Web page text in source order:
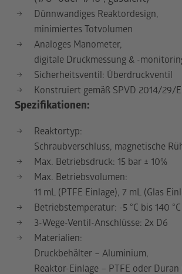
Dünnwandiges Reaktordesign,
minimiertes Totvolumen
Analoges Manometer,
digitale Druckmessung & -
Sicherheitsventil: Überdruckventil
Konstruiert gemäß SPVD 2014/29/
Spezifikationen:
Reaktortyp:
Schraubverschluss, magnetische
Max. Betriebsdruck: 15 bar ± 10%
Max. Betriebsvolumen:
11 mL (PTFE Einlage), 7 mL (Glas
Betriebstemperatur: -5 °C bis 140 °C
3-Wege-Ventil-Anschlüsse: 2x D6
Materialien:
Druckbehälter – Aluminium,
Reaktor-Einlage – PTFE oder Duran